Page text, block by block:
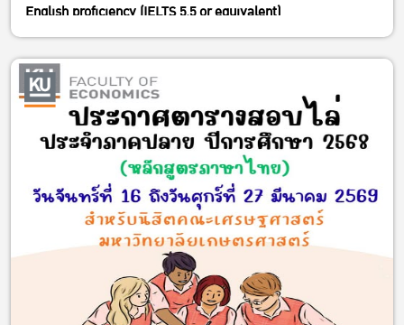
English proficiency (IELTS 5.5 or equivalent)